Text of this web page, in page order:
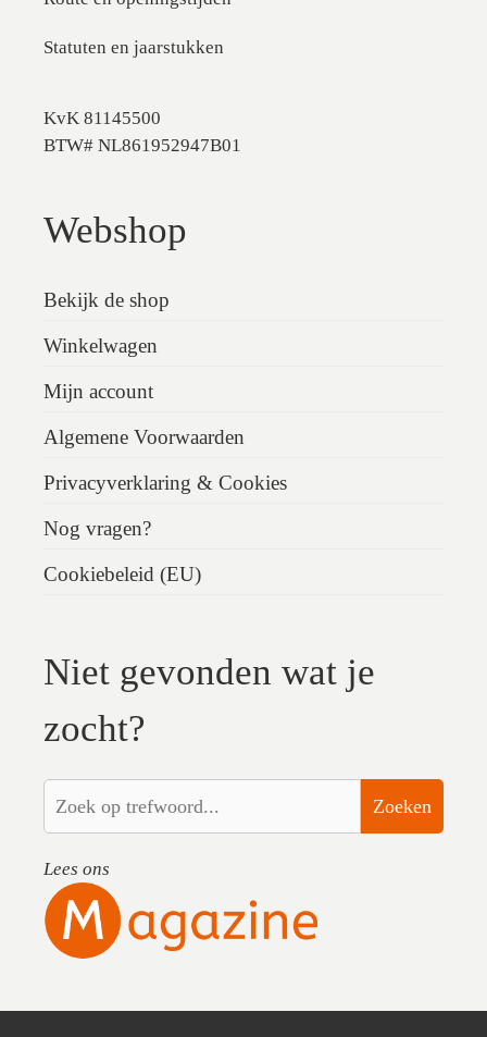
Statuten en jaarstukken
KvK 81145500
BTW# NL861952947B01
Webshop
Bekijk de shop
Winkelwagen
Mijn account
Algemene Voorwaarden
Privacyverklaring & Cookies
Nog vragen?
Cookiebeleid (EU)
Niet gevonden wat je
zocht?
Zoeken
Lees ons